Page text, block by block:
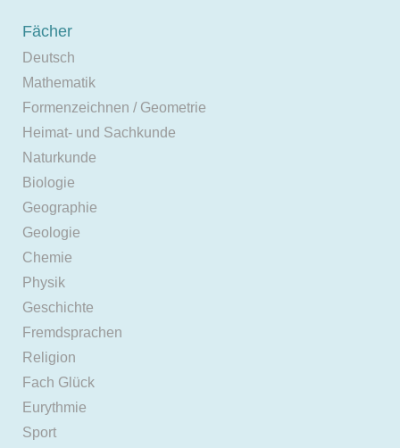
Fächer
Deutsch
Mathematik
Formenzeichnen / Geometrie
Heimat- und Sachkunde
Naturkunde
Biologie
Geographie
Geologie
Chemie
Physik
Geschichte
Fremdsprachen
Religion
Fach Glück
Eurythmie
Sport